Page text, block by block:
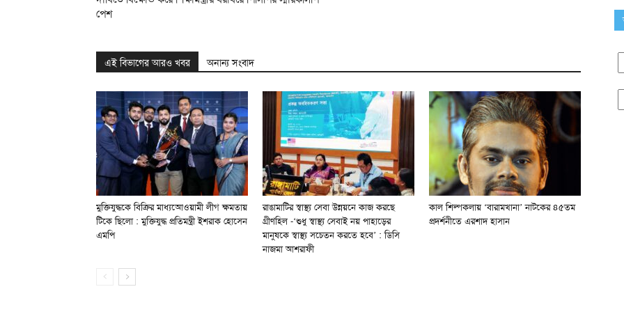
পেশ
এই বিভাগের আরও খবর অনান্য সংবাদ
মুক্তিযুদ্ধকে বিক্রির মাধ্যআেওয়ামী লীগ ক্ষমতায়
টিকে ছিলো : মুক্তিযুদ্ধ প্রতিমন্ত্রী ইশরাক হোসেন
এমপি
রাঙামাটির স্বাস্থ্য সেবা উন্নয়নে কাজ করছে
গ্রীণহিল -‘শুধু স্বাস্থ্য সেবাই নয় পাহাড়ের
মানুষকে স্বাস্থ্য সচেতন করতে হবে’ : ডিসি
নাজমা আশরাফী
কাল শিল্পকলায় ‘বারামখানা’ নাটকের ৪৫তম
প্রদর্শনীতে এরশাদ হাসান